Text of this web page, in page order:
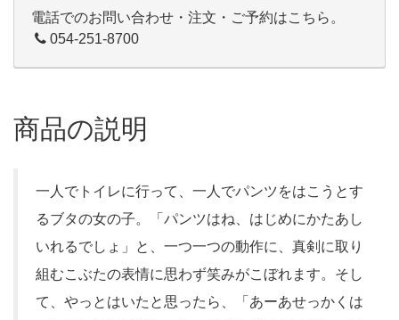
電話でのお問い合わせ・注文・ご予約はこちら。
054-251-8700
商品の説明
一人でトイレに行って、一人でパンツをはこうとす
るブタの女の子。「パンツはね、はじめにかたあし
いれるでしょ」と、一つ一つの動作に、真剣に取り
組むこぶたの表情に思わず笑みがこぼれます。そし
て、やっとはいたと思ったら、「あーあせっかくは